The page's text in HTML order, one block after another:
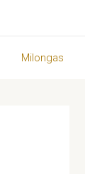
Milongas